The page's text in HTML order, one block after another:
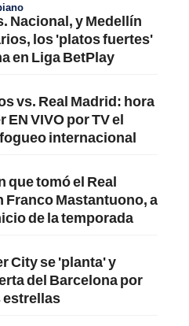
Nacional, y Medellín
los 'platos fuertes'
en Liga BetPlay
vs. Real Madrid: hora
EN VIVO por TV el
internacional
que tomó el Real
Franco Mastantuono, a
de la temporada
City se 'planta' y
del Barcelona por
estrellas